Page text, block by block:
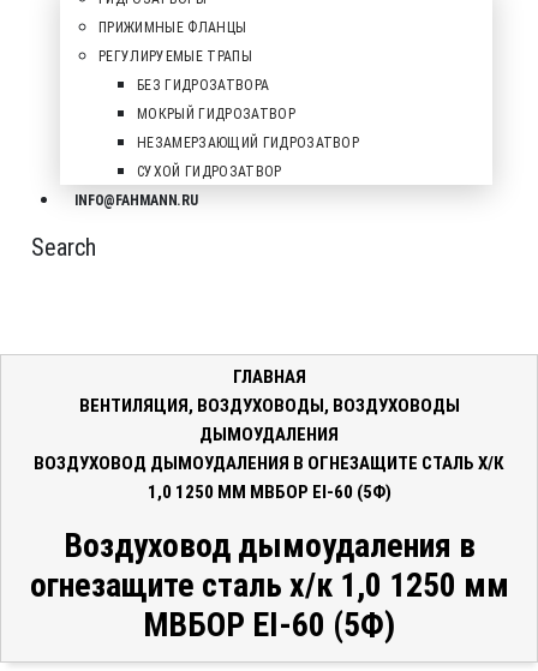
ПРИЖИМНЫЕ ФЛАНЦЫ
РЕГУЛИРУЕМЫЕ ТРАПЫ
БЕЗ ГИДРОЗАТВОРА
МОКРЫЙ ГИДРОЗАТВОР
НЕЗАМЕРЗАЮЩИЙ ГИДРОЗАТВОР
СУХОЙ ГИДРОЗАТВОР
INFO@FAHMANN.RU
Search
ГЛАВНАЯ
ВЕНТИЛЯЦИЯ, ВОЗДУХОВОДЫ, ВОЗДУХОВОДЫ
ДЫМОУДАЛЕНИЯ
ВОЗДУХОВОД ДЫМОУДАЛЕНИЯ В ОГНЕЗАЩИТЕ СТАЛЬ Х/К
1,0 1250 ММ МВБОР EI-60 (5Ф)
Воздуховод дымоудаления в
огнезащите сталь х/к 1,0 1250 мм
МВБОР EI-60 (5Ф)